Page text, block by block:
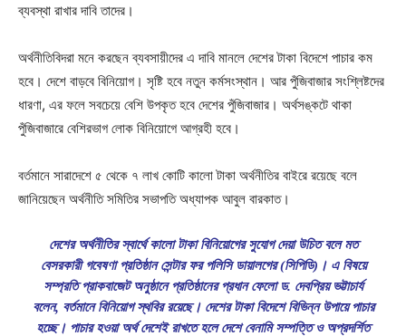
ব্যবস্থা রাখার দাবি তাদের।
অর্থনীতিবিদরা মনে করছেন ব্যবসায়ীদের এ দাবি মানলে দেশের টাকা বিদেশে পাচার কম
হবে। দেশে বাড়বে বিনিয়োগ। সৃষ্টি হবে নতুন কর্মসংস্থান। আর পুঁজিবাজার সংশ্লিষ্টদের
ধারণা, এর ফলে সবচেয়ে বেশি উপকৃত হবে দেশের পুঁজিবাজার। অর্থসঙ্কটে থাকা
পুঁজিবাজারে বেশিরভাগ লোক বিনিয়োগে আগ্রহী হবে।
বর্তমানে সারাদেশে ৫ থেকে ৭ লাখ কোটি কালো টাকা অর্থনীতির বাইরে রয়েছে বলে
জানিয়েছেন অর্থনীতি সমিতির সভাপতি অধ্যাপক আবুল বারকাত।
দেশের অর্থনীতির স্বার্থে কালো টাকা বিনিয়োগের সুযোগ দেয়া উচিত বলে মত
বেসরকারী গবেষণা প্রতিষ্ঠান সেন্টার ফর পলিসি ডায়ালগের (সিপিডি)। এ বিষয়ে
সম্প্রতি প্রাকবাজেট অনুষ্ঠানে প্রতিষ্ঠানের প্রধান ফেলো ড. দেবপ্রিয় ভট্টাচার্য
বলেন, বর্তমানে বিনিয়োগ স্থবির রয়েছে। দেশের টাকা বিদেশে বিভিন্ন উপায়ে পাচার
হচ্ছে। পাচার হওয়া অর্থ দেশেই রাখতে হলে দেশে বেনামি সম্পত্তি ও অপ্রদর্শিত